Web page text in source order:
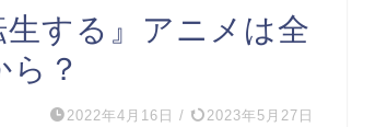
生する』アニメは全
？
2022年4月16日 / 2023年5月27日